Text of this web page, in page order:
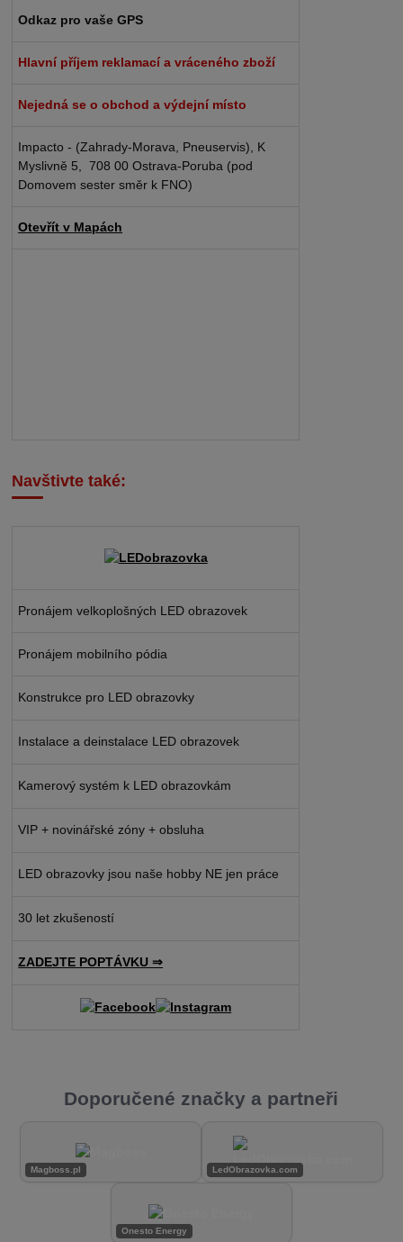
Odkaz pro vaše GPS
Hlavní příjem reklamací a vráceného zboží
Nejedná se o obchod a výdejní místo
Impacto - (Zahrady-Morava, Pneuservis), K
Myslivně 5, 708 00 Ostrava-Poruba (pod
Domovem sester směr k FNO)
Otevřít v Mapách
Navštivte také:
Pronájem velkoplošných LED obrazovek
Pronájem mobilního pódia
Konstrukce pro LED obrazovky
Instalace a deinstalace LED obrazovek
Kamerový systém k LED obrazovkám
VIP + novinářské zóny + obsluha
LED obrazovky jsou naše hobby NE jen práce
30 let zkušeností
ZADEJTE POPTÁVKU ⇒
Doporučené značky a partneři
Magboss.pl LedObrazovka.com
Onesto Energy